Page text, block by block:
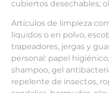
cubiertos desechables;
Artículos de limpieza
líquidos o en polvo,
trapeadores, jergas y
personal: papel
shampoo, gel
repelente de insectos,